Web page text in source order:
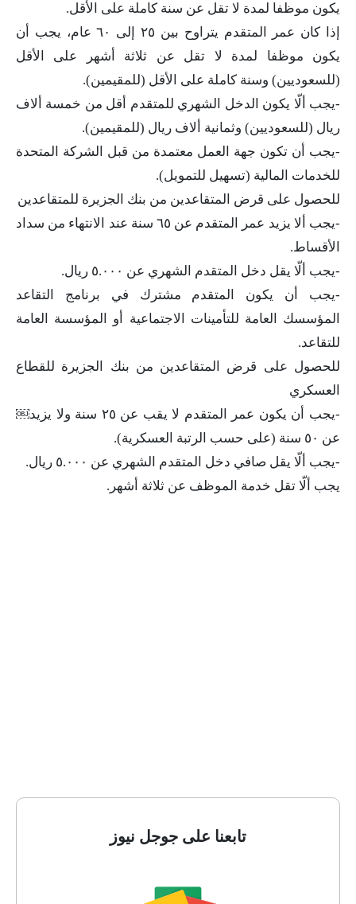
يكون موظفا لمدة لا تقل عن سنة كاملة على الأقل.
إذا كان عمر المتقدم يتراوح بين ٢٥ إلى ٦٠ عام، يجب أن
يكون موظفا لمدة لا تقل عن ثلاثة أشهر على الأقل
(للسعوديين) وسنة كاملة على الأقل (للمقيمين).
-يجب ألّا يكون الدخل الشهري للمتقدم أقل من خمسة ألاف
ريال (للسعوديين) وثمانية ألاف ريال (للمقيمين).
-يجب أن تكون جهة العمل معتمدة من قبل الشركة المتحدة
للخدمات المالية (تسهيل للتمويل).
للحصول على قرض المتقاعدين من بنك الجزيرة للمتقاعدين
-يجب ألا يزيد عمر المتقدم عن ٦٥ سنة عند الانتهاء من سداد
الأقساط.
-يجب ألّا يقل دخل المتقدم الشهري عن ٥.٠٠٠ ريال.
-يجب أن يكون المتقدم مشترك في برنامج التقاعد
المؤسسك العامة للتأمينات الاجتماعية أو المؤسسة العامة
للتقاعد.
للحصول على قرض المتقاعدين من بنك الجزيرة للقطاع
العسكري
-يجب أن يكون عمر المتقدم لا يقب عن ٢٥ سنة ولا يزيد￼
عن ٥٠ سنة (على حسب الرتبة العسكرية).
-يجب ألّا يقل صافي دخل المتقدم الشهري عن ٥.٠٠٠ ريال.
يجب ألّا تقل خدمة الموظف عن ثلاثة أشهر.
تابعنا على جوجل نيوز